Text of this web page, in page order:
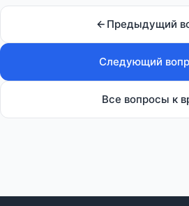
Предыдущий
Следующий
Все вопросы к